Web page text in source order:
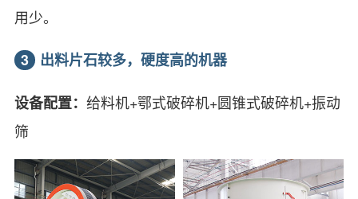
用少。
3 出料片石较多，硬度高的机器
设备配置： 给料机+鄂式破碎机+圆锥式破碎机+振动
筛